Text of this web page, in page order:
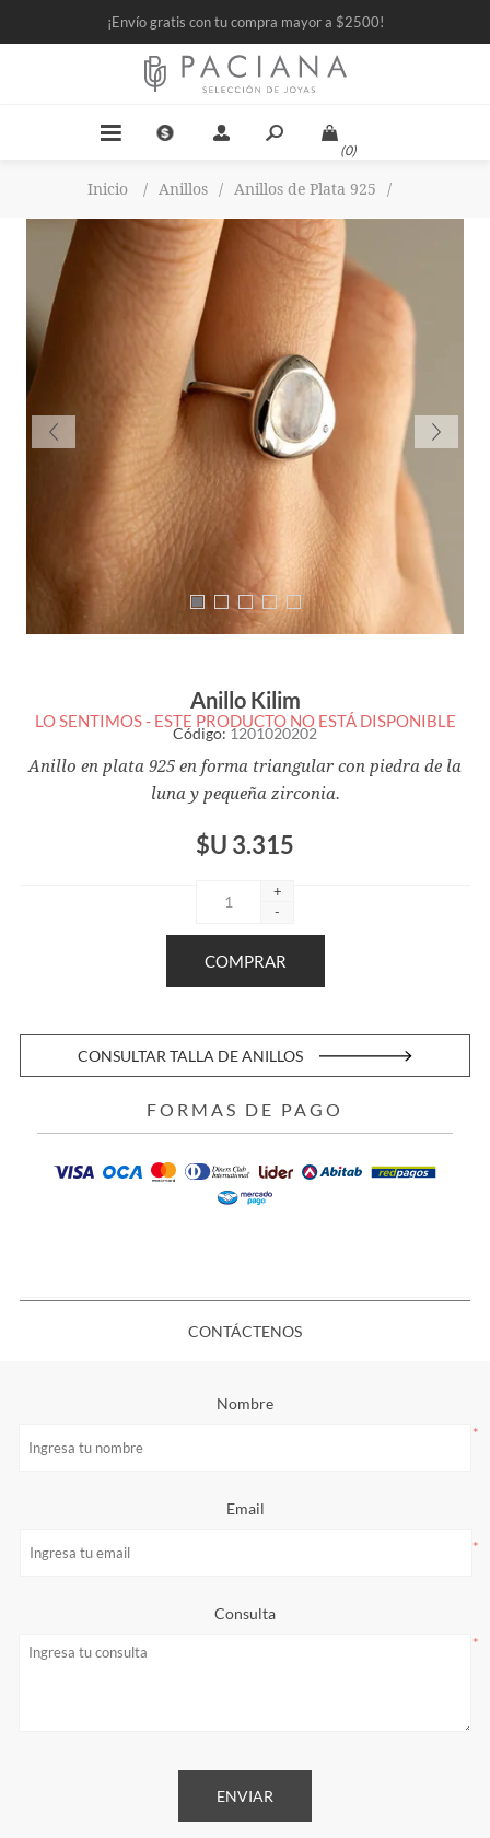
¡Envío gratis con tu compra mayor a $2500!
(0)
Inicio / Anillos / Anillos de Plata 925 /
LO SENTIMOS - ESTE PRODUCTO NO ESTÁ DISPONIBLE
Anillo Kilim
Código: 1201020202
Anillo en plata 925 en forma triangular con piedra de la
luna y pequeña zirconia.
$U 3.315
+
-
CONSULTAR TALLA DE ANILLOS
FORMAS DE PAGO
CONTÁCTENOS
Nombre
*
Email
*
Consulta
*